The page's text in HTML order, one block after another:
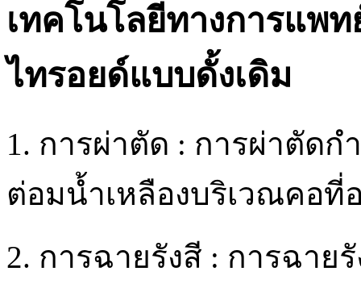
เทคโนโลยีทางการแพ
ไทรอยด์แบบดั้งเดิม
1. การผ่าตัด : การผ่าตัดก
ต่อมน้ำเหลืองบริเวณคอที่
2. การฉายรังสี : การฉาย